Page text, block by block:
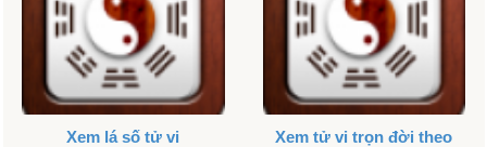
Xem lá số tử vi
Xem tử vi trọn đời theo